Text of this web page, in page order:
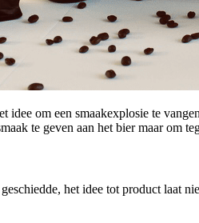
om een smaakexplosie te
te geven aan het bier maar om
het idee tot product laat